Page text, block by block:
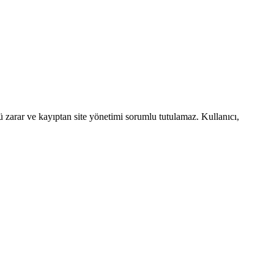
ve kayıptan site yönetimi sorumlu tutulamaz. Kullanıcı,